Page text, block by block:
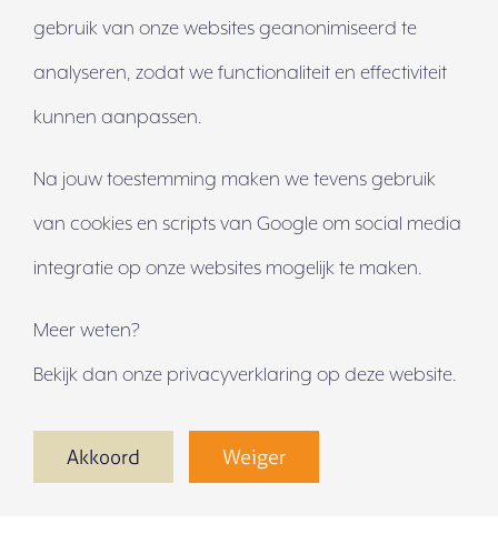
gebruik van onze websites geanonimiseerd te
analyseren, zodat we functionaliteit en effectiviteit
kunnen aanpassen.
Na jouw toestemming maken we tevens gebruik
van cookies en scripts van Google om social media
integratie op onze websites mogelijk te maken.
Meer weten?
Bekijk dan onze privacyverklaring op deze website.
Akkoord Weiger
10 minuten het gezellige
centrum. De in 2022
opgeleverde complexen
bestaan in totaal uit96
appartementen. De
appartementen variëren in
types en prijscategorieën
en zijn voorzien van luxe
keukens (kookeiland) en